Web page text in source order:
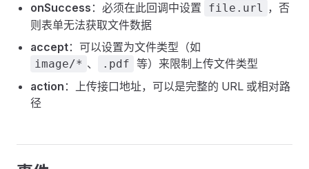
onSuccess ：必须在此回调中设置 file.url ，否
则表单无法获取文件数据
accept：可以设置为文件类型（如
image/* 、 .pdf 等）来限制上传文件类型
action ：上传接口地址，可以是完整的 URL 或相对路
径